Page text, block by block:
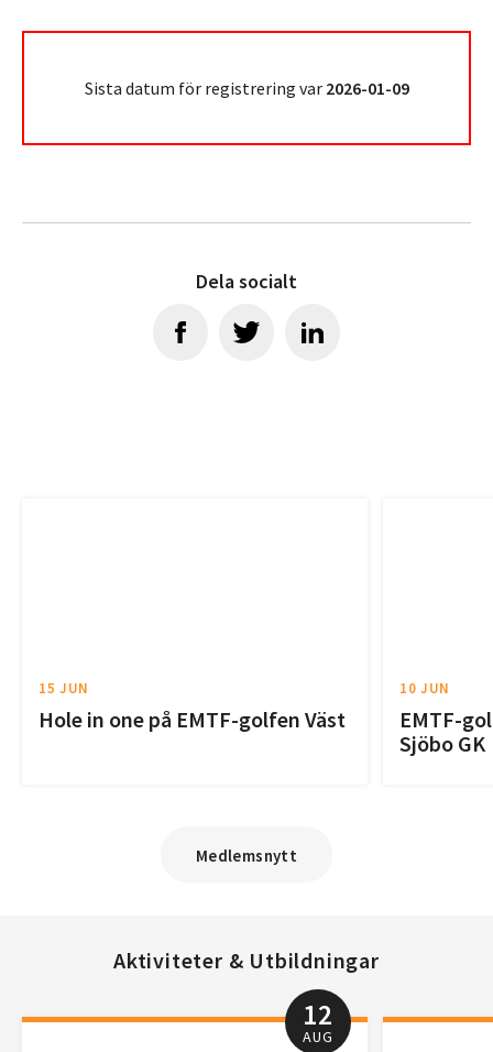
Sista datum för registrering var 2026-01-09
Dela socialt
15 JUN
Hole in one på EMTF-golfen Väst
10 JUN
EMTF-
Sjöbo GK
Medlemsnytt
Aktiviteter & Utbildningar
12
AUG